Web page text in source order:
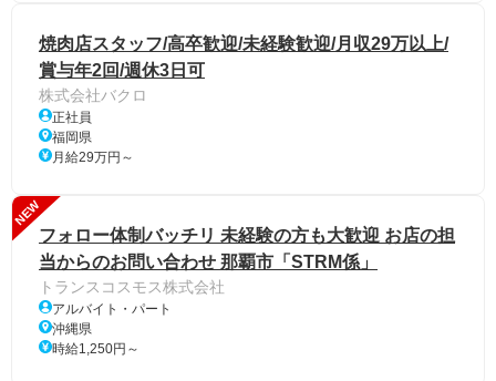
焼肉店スタッフ/高卒歓迎/未経験歓迎/月収29万以上/
賞与年2回/週休3日可
株式会社バクロ
正社員
福岡県
月給29万円～
NEW
フォロー体制バッチリ 未経験の方も大歓迎 お店の担
当からのお問い合わせ 那覇市「STRM係」
トランスコスモス株式会社
アルバイト・パート
沖縄県
時給1,250円～